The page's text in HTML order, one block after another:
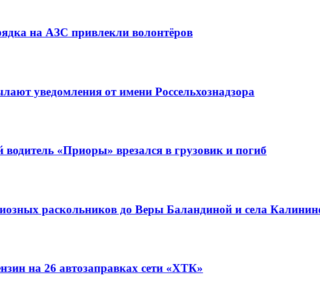
на АЗС привлекли волонтёров
уведомления от имени Россельхознадзора
водитель «Приоры» врезался в грузовик и погиб
раскольников до Веры Баландиной и села
на 26 автозаправках сети «ХТК»